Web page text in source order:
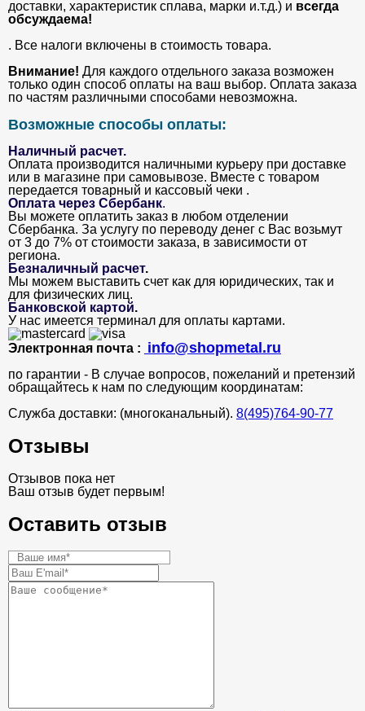
доставки, характеристик сплава, марки и.т.д.) и всегда
обсуждаема!
. Все налоги включены в стоимость товара.
Внимание! Для каждого отдельного заказа возможен
только один способ оплаты на ваш выбор. Оплата заказа
по частям различными способами невозможна.
Возможные способы оплаты:
Наличный расчет.
Оплата производится наличными курьеру при доставке
или в магазине при самовывозе. Вместе с товаром
передается товарный и кассовый чеки .
Оплата через Сбербанк.
Вы можете оплатить заказ в любом отделении
Сбербанка. За услугу по переводу денег с Вас возьмут
от 3 до 7% от стоимости заказа, в зависимости от
региона.
Безналичный расчет.
Мы можем выставить счет как для юридических, так и
для физических лиц.
Банковской картой.
У нас имеется терминал для оплаты картами.
Электронная почта : info@shopmetal.ru
по гарантии - В случае вопросов, пожеланий и претензий
обращайтесь к нам по следующим координатам:
Служба доставки: (многоканальный). 8(495)764-90-77
Отзывы
Отзывов пока нет
Ваш отзыв будет первым!
Оставить отзыв